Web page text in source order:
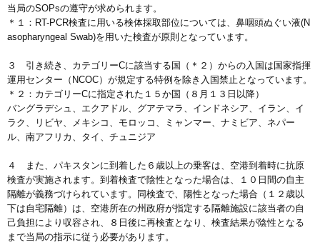
当局のSOPsの遵守が求められます。
＊１：RT-PCR検査に用いる検体採取部位については、鼻咽頭ぬぐい液(N
asopharyngeal Swab)を用いた検査が原則となっています。
３ 引き続き、カテゴリーCに該当する国（＊２）からの入国は国家指揮
運用センター（NCOC）が規定する特例を除き入国禁止となっています。
＊２：カテゴリーCに指定された１５か国（８月１３日以降）
バングラデシュ、エクアドル、グアテマラ、インドネシア、イラン、イ
ラク、リビヤ、メキシコ、モロッコ、ミャンマー、ナミビア、ネパー
ル、南アフリカ、タイ、チュニジア
４ また、パキスタンに到着した６歳以上の乗客は、空港到着時に抗原
検査が実施されます。到着検査で陰性となった場合は、１０日間の自主
隔離が義務づけられています。同検査で、陽性となった場合（１２歳以
下は自宅隔離）は、空港所在の州政府が指定する隔離施設に該当者の自
己負担により収容され、８日後に再検査となり、検査結果が陰性となる
まで当局の指示に従う必要があります。